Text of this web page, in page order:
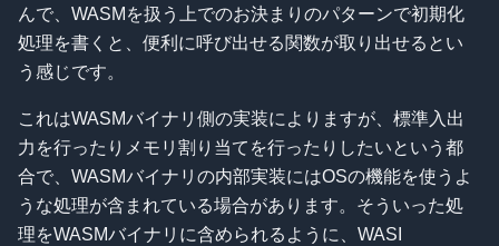
んで、WASMを扱う上でのお決まりのパターンで初期化
処理を書くと、便利に呼び出せる関数が取り出せるとい
う感じです。
これはWASMバイナリ側の実装によりますが、標準入出
力を行ったりメモリ割り当てを行ったりしたいという都
合で、WASMバイナリの内部実装にはOSの機能を使うよ
うな処理が含まれている場合があります。そういった処
理をWASMバイナリに含められるように、WASI